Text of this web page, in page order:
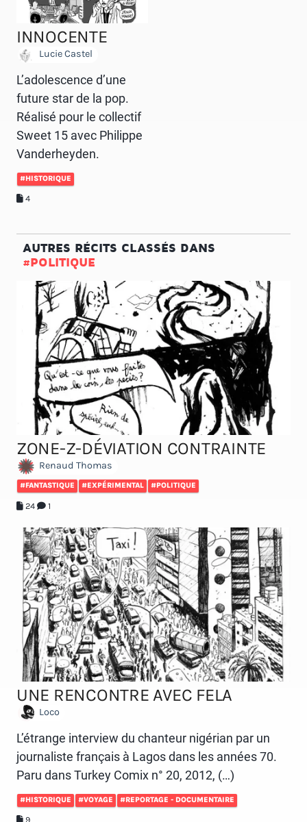
INNOCENTE
Lucie Castel
L’adolescence d’une
future star de la pop.
Réalisé pour le collectif
Sweet 15 avec Philippe
Vanderheyden.
#HISTORIQUE
4
AUTRES RÉCITS CLASSÉS DANS
#POLITIQUE
ZONE-Z-DÉVIATION CONTRAINTE
Renaud Thomas
#FANTASTIQUE #EXPÉRIMENTAL #POLITIQUE
24 1
UNE RENCONTRE AVEC FELA
Loco
L’étrange interview du chanteur nigérian par un
journaliste français à Lagos dans les années 70.
Paru dans Turkey Comix n° 20, 2012, (…)
#HISTORIQUE #VOYAGE #REPORTAGE - DOCUMENTAIRE
9